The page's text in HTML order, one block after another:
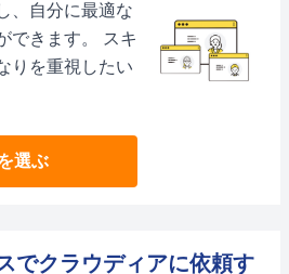
、自分に最適な
できます。 スキ
りを重視したい
選ぶ
でクラウディアに依頼す